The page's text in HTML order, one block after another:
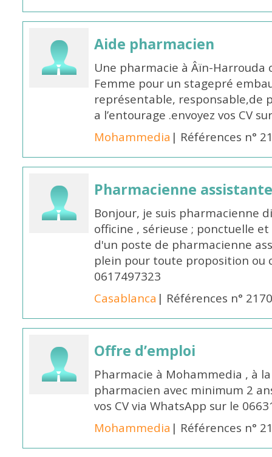
Aide pharmacien
Une pharmacie à Âïn-Harrouda
Femme pour un stagepré
représentable,
a l’entourage .envoyez vos CV
Mohammedia | Références n°
Pharmacienne
Bonjour, je suis pharmacienne
officine , sérieuse ; ponctuelle
d'un poste de pharmacienne
plein pour toute proposition ou
0617497323
Casablanca | Références n°
Offre d’emploi
Pharmacie à Mohammedia , à
pharmacien avec minimum 2
vos CV via WhatsApp sur le
Mohammedia | Références n°